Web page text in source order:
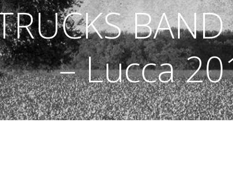
– Lucca